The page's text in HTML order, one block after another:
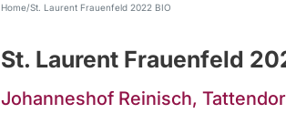
Home St. Laurent Frauenfeld 2022 BIO
St. Laurent Frauenfeld
Johanneshof Reinisch,